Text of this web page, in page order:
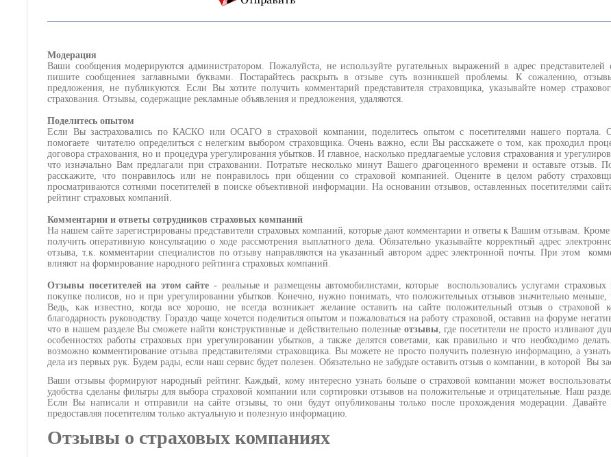
Модерация
Ваши сообщения модерируются администратором. Пожалуйста, не используйте ругательных выражений в адрес представителей
пишите сообщениея заглавными буквами. Постарайтесь раскрыть в отзыве суть возникшей проблемы. К сожалению,
предложения, не публикуются. Если Вы хотите получить комментарий представителя страховщика, указывайте номер
страхования. Отзывы, содержащие рекламные объявления и предложения, удаляются.
Поделитесь опытом
Если Вы застраховались по КАСКО или ОСАГО в страховой компании, поделитесь опытом с посетителями нашего портала.
помогаете
читателю определиться с нелегким выбором страховщика. Очень важно, если Вы расскажете о том, как проходил
договора страхования, но и процедура урегулирования убытков. И главное, насколько предлагаемые условия страхования и
что изначально Вам предлагали при страховании. Потратьте несколько минут Вашего драгоценного времени и оставьте отзыв.
расскажите, что понравилось или не понравилось при общении со страховой компанией. Оцените в целом работу
просматриваются сотнями посетителей в поиске объективной информации. На основании отзывов, оставленных посетителями
рейтинг страховых компаний.
Комментарии и ответы сотрудников страховых компаний
На нашем сайте зарегистрированы представители страховых компаний, которые дают комментарии и ответы к Вашим отзывам. Кроме
получить оперативную консультацию о ходе рассмотрения выплатного дела. Обязательно указывайте корректный адрес
отзыва, т.к. комментарии специалистов по отзыву направляются на указанный автором адрес электронной почты. При этом
влияют на формирование народного рейтинга страховых компаний.
Отзывы посетителей на этом сайте- реальные и размещены автомобилистами, которые воспользовались услугами
покупке полисов, но и при урегулировании убытков. Конечно, нужно понимать, что положительных отзывов значительно меньше,
Ведь, как известно, когда все хорошо, не всегда возникает желание оставить на сайте положительный отзыв о страховой
благодарность руководству. Гораздо чаще хочется поделиться опытом и пожаловаться на работу страховой, оставив на форуме
что в нашем разделе Вы сможете найти конструктивные и действительно полезные отзывы, где посетители не просто изливают
особенностях работы страховых при урегулировании убытков, а также делятся советами, как правильно и что необходимо
возможно комментирование отзыва представителями страховщика. Вы можете не просто получить полезную информацию, а
дела из первых рук. Будем рады, если наш сервис будет полезен. Обязательно не забудьте оставить отзыв о компании, в которой Вы
Ваши отзывы формируют народный рейтинг. Каждый, кому интересно узнать больше о страховой компании может
удобства сделаны фильтры для выбора страховой компании или сортировки отзывов на положительные и отрицательные. Наш
Если Вы написали и отправили на сайте отзывы, то они будут опубликованы только после прохождения модерации. Давайте
предоставляя посетителям только актуальную и полезную информацию.
Отзывы о страховых компаниях